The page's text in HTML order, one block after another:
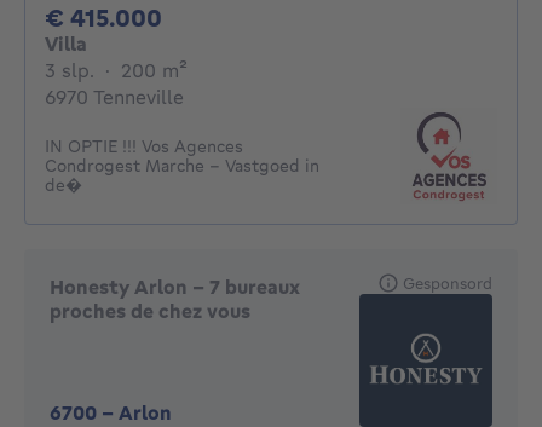
€ 415.000
Villa
3 slp. 3 slaapkamers
· 200 m²
6970 Tenneville
IN OPTIE !!! Vos Agences
Condrogest Marche - Vastgoed in
de�
Honesty Arlon - 7 bureaux
proches de chez vous
6700 - Arlon
Gesponsord